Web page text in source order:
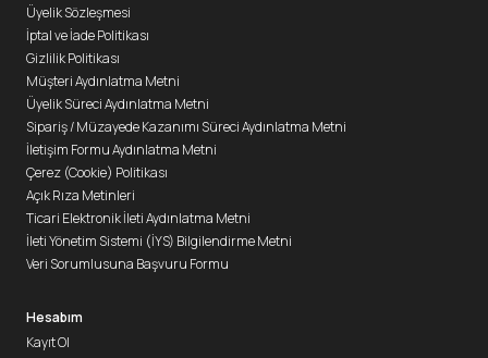
Üyelik Sözleşmesi
İptal ve İade Politikası
Gizlilik Politikası
Müşteri Aydınlatma Metni
Üyelik Süreci Aydınlatma Metni
Sipariş / Müzayede Kazanımı Süreci Aydınlatma Metni
İletişim Formu Aydınlatma Metni
Çerez (Cookie) Politikası
Açık Rıza Metinleri
Ticari Elektronik İleti Aydınlatma Metni
İleti Yönetim Sistemi (İYS) Bilgilendirme Metni
Veri Sorumlusuna Başvuru Formu
Hesabım
Kayıt Ol